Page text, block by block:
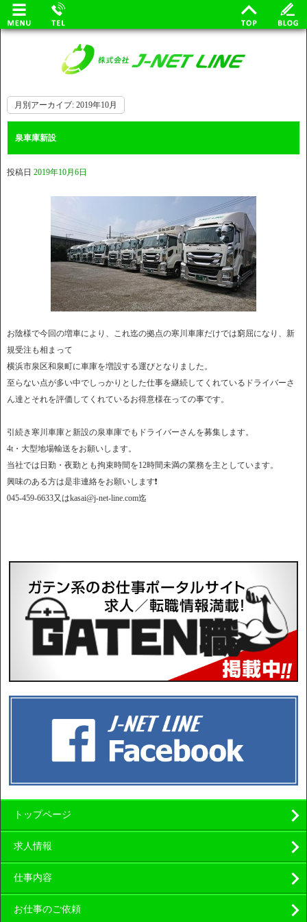
月別アーカイブ: 2019年10月
泉車庫新設
投稿日 2019年10月6日
お陰様で今回の増車により、これ迄の拠点の寒川車庫だけでは窮屈になり、新
規受注も相まって
横浜市泉区和泉町に車庫を増設する運びとなりました。
至らない点が多い中でしっかりとした仕事を継続してくれているドライバーさ
ん達とそれを評価してくれているお得意様在っての事です。
引続き寒川車庫と新設の泉車庫でもドライバーさんを募集します。
4t・大型地場輸送をお願いします。
当社では日勤・夜勤とも拘束時間を12時間未満の業務を主としています。
興味のある方は是非連絡をお願いします❗
045-459-6633又はkasai@j-net-line.com迄
トップページ
求人情報
仕事内容
お仕事のご依頼